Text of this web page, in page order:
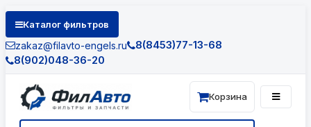
Каталог фильтров
zakaz@filavto-engels.ru
8(8453)77-13-68
8(902)048-36-20
Корзина